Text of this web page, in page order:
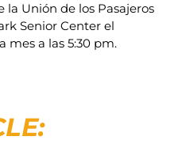
la Unión de los Pasajeros
Senior Center el
mes a las 5:30 pm.